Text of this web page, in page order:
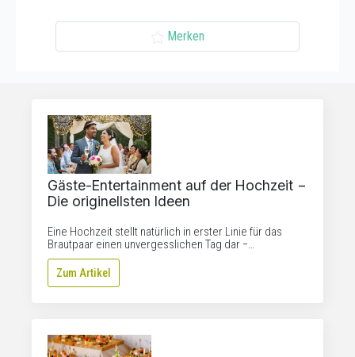
Merken
Gäste-Entertainment auf der Hochzeit −
Die originellsten Ideen
Eine Hochzeit stellt natürlich in erster Linie für das
Brautpaar einen unvergesslichen Tag dar −…
Zum Artikel